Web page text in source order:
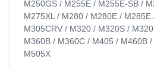
M250GS / M255E / M255E-SB /
M275XL / M280 / M280E / M285E
M305CRV / M320 / M320S /
M360B / M360C / M405 / M460B
M505X